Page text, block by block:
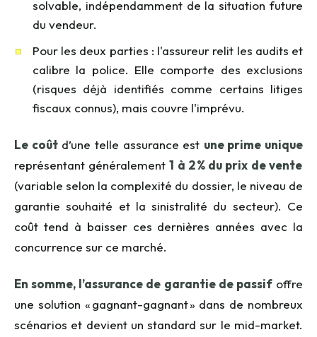
solvable, indépendamment de la situation future
du vendeur.
Pour les deux parties : l'assureur relit les audits et
calibre la police. Elle comporte des exclusions
(risques déjà identifiés comme certains litiges
fiscaux connus), mais couvre l'imprévu.
Le coûtd’une telle assurance est une prime unique
représentant généralement1 à 2 % du prix de vente
(variable selon la complexité du dossier, le niveau de
garantie souhaité et la sinistralité du secteur). Ce
coût tend à baisser ces dernières années avec la
concurrence sur ce marché.
En somme, l’assurance de garantie de passifoffre
une solution « gagnant-gagnant » dans de nombreux
scénarios et devient un standard sur le mid-market.